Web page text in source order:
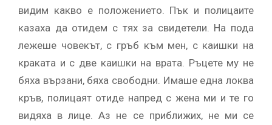
видим какво е положението. Пък и полицаите
казаха да отидем с тях за свидетели. На пода
лежеше човекът, с гръб към мен, с каишки на
краката и с две каишки на врата. Ръцете му не
бяха вързани, бяха свободни. Имаше една локва
кръв, полицаят отиде напред с жена ми и те го
видяха в лице. Аз не се приближих, не ми се